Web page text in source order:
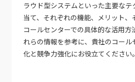
ラウド型システムといった主要なテ
当て、それぞれの機能、メリット、
コールセンターでの具体的な活用方
れらの情報を参考に、貴社のコール
化と競争力強化にお役立てください。